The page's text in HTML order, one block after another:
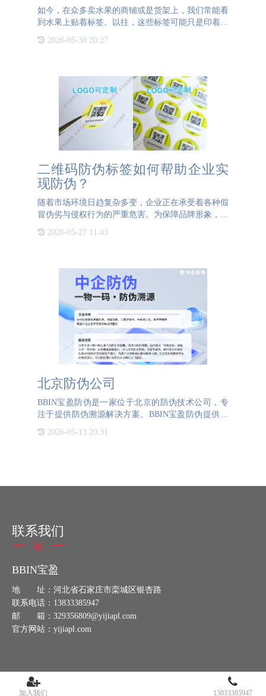
如今，在众多卖水果的商铺或是货架上，我们常能看
到水果上贴着标签。以往，这些标签可能只是印着水
果的商标、水果的产地。但现今，水果标签上除了商
标、产地，还出现了二维码。那么，这些二维码究竟
2026-05-30 20:27
二维码防伪标签如何帮助企业实
现防伪？
随着市场环境日趋复杂多变，企业正在承受着各种假
冒伪劣与侵权行为的严重危害。为保障品牌形象，维
系公平公正的市场竞争秩序，二维码防伪标签逐渐走
进大众视野，并成为众多企业所采用的重要安全保障
2026-05-27 11:43
北京防伪公司
BBIN宝盈防伪是一家位于北京的防伪技术公司，专
注于提供防伪溯源解决方案。BBIN宝盈防伪提供的
服务包括防伪标签印刷、一物一码营销、大数据分
析、产品追溯系统、防窜货系统开发以及在线赋码设
2026-05-13 20:31
联系我们
BBIN宝盈
地 址：河北省石家庄市栾城区银杏路
联系电话：13833385947
邮 箱：329356809@yijiapl.com
官方网站：yijiapl.com
加入我们 13833385947